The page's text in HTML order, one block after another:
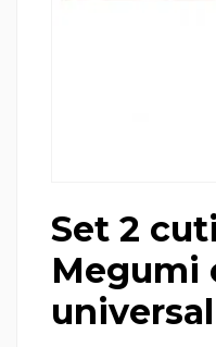
Set 2
Megumi